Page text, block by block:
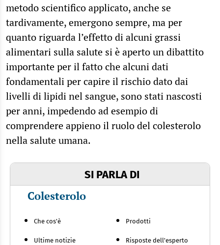
metodo scientifico applicato, anche se
tardivamente, emergono sempre, ma per
quanto riguarda l’effetto di alcuni grassi
alimentari sulla salute si è aperto un dibattito
importante per il fatto che alcuni dati
fondamentali per capire il rischio dato dai
livelli di lipidi nel sangue, sono stati nascosti
per anni, impedendo ad esempio di
comprendere appieno il ruolo del colesterolo
nella salute umana.
SI PARLA DI
Colesterolo
Che cos'è
Ultime notizie
Prodotti
Risposte dell'esperto